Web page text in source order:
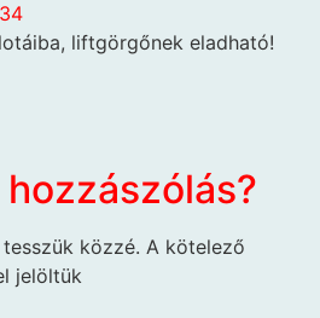
liftgörgőnek eladható!
közzé. A kötelező
jelöltük